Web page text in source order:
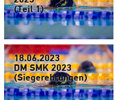
(Teil 1)
18.06.2023
DM SMK 2023
(Siegerehrungen)